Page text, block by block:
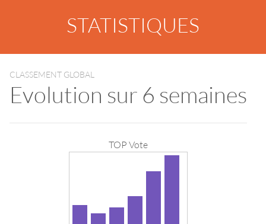
STATISTIQUES
CLASSEMENT GLOBAL
Evolution sur 6 semaines
TOP Vote